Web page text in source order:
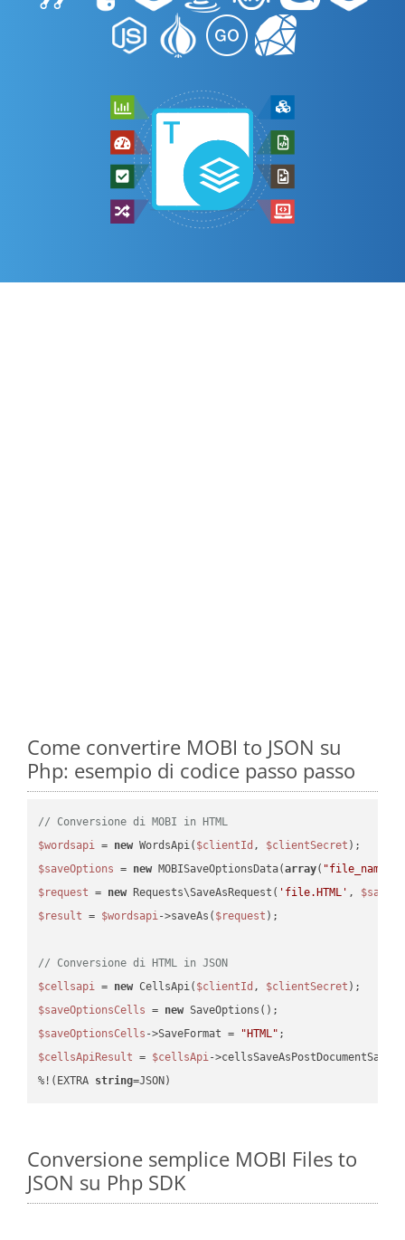
Come convertire MOBI to JSON su
Php: esempio di codice passo passo
// Conversione di MOBI in HTML
$wordsapi = new WordsApi( $clientId , $clientSecret
$saveOptions = new MOBISaveOptionsData(array( "file_name"
$request = new Requests\SaveAsRequest( 'file.HTML' ,
$result = $wordsapi->saveAs( $request );
// Conversione di HTML in JSON
$cellsapi = new CellsApi( $clientId , $clientSecret
$saveOptionsCells = new
$saveOptionsCells ->SaveFormat = "HTML"
$cellsApiResult = $cellsApi-
%!(EXTRA string=JSON)
Conversione semplice MOBI Files to
JSON su Php SDK